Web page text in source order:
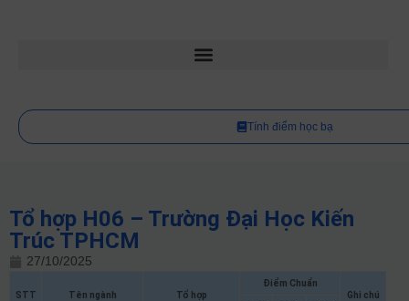
Tính điểm học bạ
Tổ hợp H06 – Trường Đại Học Kiến
Trúc TPHCM
27/10/2025
STT Tên ngành Tổ hợp
Điểm Chuẩn
Ghi chú